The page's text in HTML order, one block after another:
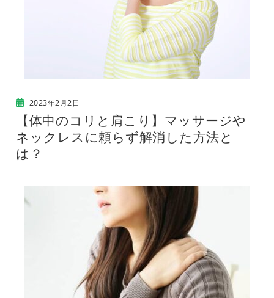
2023年2月2日
【体中のコリと肩こり】マッサージや
ネックレスに頼らず解消した方法と
は？